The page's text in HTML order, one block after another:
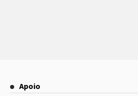
Apoio